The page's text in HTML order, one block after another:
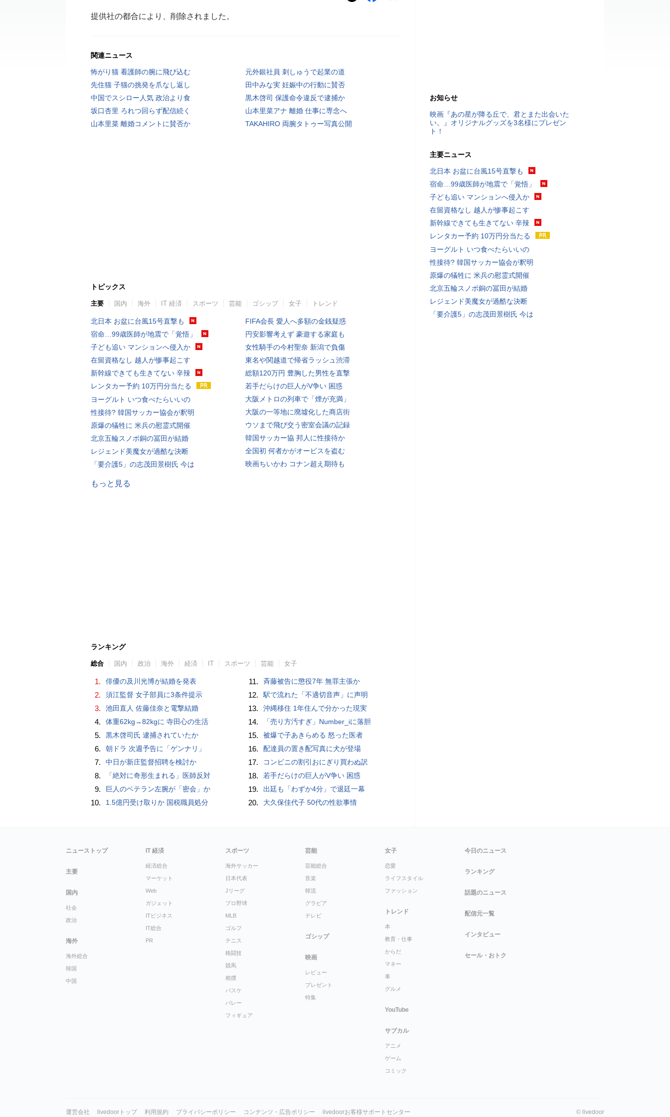
提供社の都合により、削除されました。
関連ニュース
怖がり猫 看護師の腕に飛び込む
元外銀社員 刺しゅうで起業の道
先住猫 子猫の挑発を爪なし返し
田中みな実 妊娠中の行動に賛否
中国でスシロー人気 政治より食
黒木啓司 保護命令違反で逮捕か
坂口杏里 ろれつ回らず配信続く
山本里菜アナ 離婚 仕事に専念へ
山本里菜 離婚コメントに賛否か
TAKAHIRO 両腕タトゥー写真公開
トピックス
主要 国内 海外 IT 経済 スポーツ 芸能 ゴシップ 女子 トレンド
北日本 お盆に台風15号直撃も
宿命…99歳医師が地震で「覚悟」
子ども追い マンションへ侵入か
在留資格なし 越人が惨事起こす
新幹線できても生きてない 辛辣
レンタカー予約 10万円分当たる
ヨーグルト いつ食べたらいいの
性接待? 韓国サッカー協会が釈明
原爆の犠牲に 米兵の慰霊式開催
北京五輪スノボ銅の冨田が結婚
レジェンド美魔女が過酷な決断
「要介護5」の志茂田景樹氏 今は
FIFA会長 愛人へ多額の金銭疑惑
円安影響考えず 豪遊する家庭も
女性騎手の今村聖奈 新潟で負傷
東名や関越道で帰省ラッシュ渋滞
総額120万円 豊胸した男性を直撃
若手だらけの巨人がV争い 困惑
大阪メトロの列車で「煙が充満」
大阪の一等地に廃墟化した商店街
ウソまで飛び交う密室会議の記録
韓国サッカー協 邦人に性接待か
全国初 何者かがオービスを盗む
映画ちいかわ コナン超え期待も
もっと見る
ランキング
総合 国内 政治 海外 経済 IT スポーツ 芸能 女子
1. 俳優の及川光博が結婚を発表
2. 須江監督 女子部員に3条件提示
3. 池田直人 佐藤佳奈と電撃結婚
4. 体重62kg→82kgに 寺田心の生活
5. 黒木啓司氏 逮捕されていたか
6. 朝ドラ 次週予告に「ゲンナリ」
7. 中日が新庄監督招聘を検討か
8. 「絶対に奇形生まれる」医師反対
9. 巨人のベテラン左腕が「密会」か
10. 1.5億円受け取りか 国税職員処分
11. 斉藤被告に懲役7年 無罪主張か
12. 駅で流れた「不適切音声」に声明
13. 沖縄移住 1年住んで分かった現実
14. 「売り方汚すぎ」Number_iに落胆
15. 被爆で子あきらめる 怒った医者
16. 配達員の置き配写真に犬が登場
17. コンビニの割引おにぎり買わぬ訳
18. 若手だらけの巨人がV争い 困惑
19. 出廷も「わずか4分」で退廷一幕
20. 大久保佳代子 50代の性欲事情
お知らせ
映画『あの星が降る丘で、君とまた出会いた
い。』オリジナルグッズを3名様にプレゼン
ト！
主要ニュース
北日本 お盆に台風15号直撃も
宿命…99歳医師が地震で「覚悟」
子ども追い マンションへ侵入か
在留資格なし 越人が惨事起こす
新幹線できても生きてない 辛辣
レンタカー予約 10万円分当たる
ヨーグルト いつ食べたらいいの
性接待? 韓国サッカー協会が釈明
原爆の犠牲に 米兵の慰霊式開催
北京五輪スノボ銅の冨田が結婚
レジェンド美魔女が過酷な決断
「要介護5」の志茂田景樹氏 今は
ニューストップ
主要
国内
社会
政治
海外
海外総合
韓国
中国
IT 経済
経済総合
マーケット
Web
ガジェット
ITビジネス
IT総合
PR
スポーツ
海外サッカー
日本代表
Jリーグ
プロ野球
MLB
ゴルフ
テニス
格闘技
競馬
相撲
バスケ
バレー
フィギュア
芸能
芸能総合
音楽
韓流
グラビア
テレビ
ゴシップ
映画
レビュー
プレゼント
特集
女子
恋愛
ライフスタイル
ファッション
トレンド
本
教育・仕事
からだ
マネー
車
グルメ
YouTube
サブカル
アニメ
ゲーム
コミック
今日のニュース
ランキング
話題のニュース
配信元一覧
インタビュー
セール・おトク
運営会社 livedoorトップ 利用規約 プライバシーポリシー コンテンツ・広告ポリシー livedoorお客様サポートセンター © livedoor